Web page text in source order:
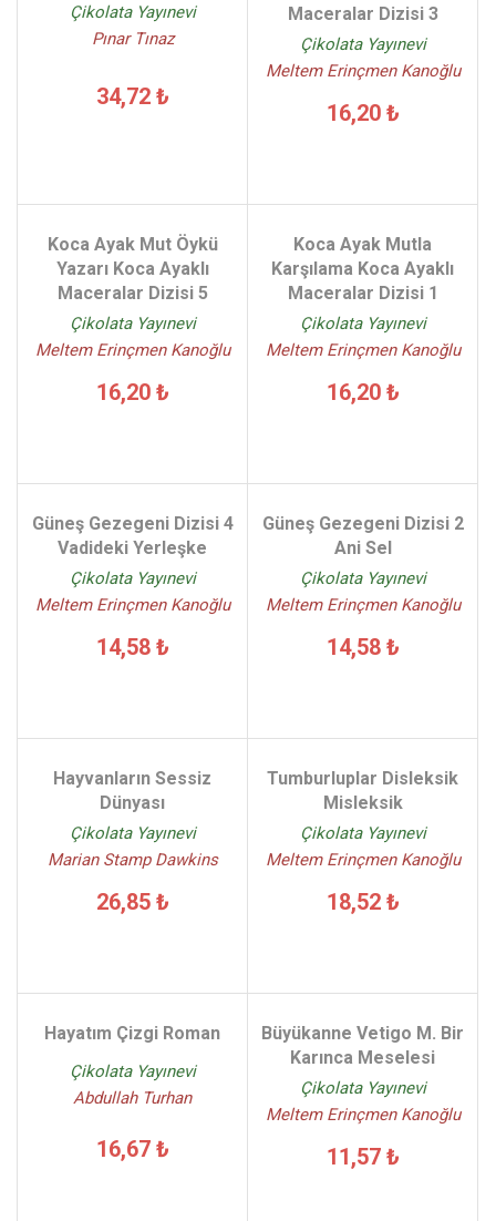
Çikolata Yayınevi
Pınar Tınaz
34,72 ₺
Maceralar Dizisi 3
Çikolata Yayınevi
Meltem Erinçmen Kanoğlu
16,20 ₺
Koca Ayak Mut Öykü
Yazarı Koca Ayaklı
Maceralar Dizisi 5
Çikolata Yayınevi
Meltem Erinçmen Kanoğlu
16,20 ₺
Koca Ayak Mutla
Karşılama Koca Ayaklı
Maceralar Dizisi 1
Çikolata Yayınevi
Meltem Erinçmen Kanoğlu
16,20 ₺
Güneş Gezegeni Dizisi 4
Vadideki Yerleşke
Çikolata Yayınevi
Meltem Erinçmen Kanoğlu
14,58 ₺
Güneş Gezegeni Dizisi 2
Ani Sel
Çikolata Yayınevi
Meltem Erinçmen Kanoğlu
14,58 ₺
Hayvanların Sessiz
Dünyası
Çikolata Yayınevi
Marian Stamp Dawkins
26,85 ₺
Tumburluplar Disleksik
Misleksik
Çikolata Yayınevi
Meltem Erinçmen Kanoğlu
18,52 ₺
Hayatım Çizgi Roman
Çikolata Yayınevi
Abdullah Turhan
16,67 ₺
Büyükanne Vetigo M. Bir
Karınca Meselesi
Çikolata Yayınevi
Meltem Erinçmen Kanoğlu
11,57 ₺